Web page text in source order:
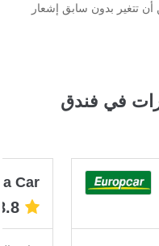
أن تتغير بدون سابق إشعار
في فندق
Car